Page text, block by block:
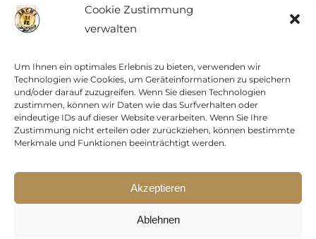
Cookie Zustimmung
verwalten
Um Ihnen ein optimales Erlebnis zu bieten, verwenden wir
Technologien wie Cookies, um Geräteinformationen zu speichern
und/oder darauf zuzugreifen. Wenn Sie diesen Technologien
zustimmen, können wir Daten wie das Surfverhalten oder
eindeutige IDs auf dieser Website verarbeiten. Wenn Sie Ihre
Zustimmung nicht erteilen oder zurückziehen, können bestimmte
Merkmale und Funktionen beeinträchtigt werden.
Akzeptieren
Ablehnen
Vereinte Nationen
Vorphilatelie
Zensurbelege Österreich
Zensurbelege Schweiz